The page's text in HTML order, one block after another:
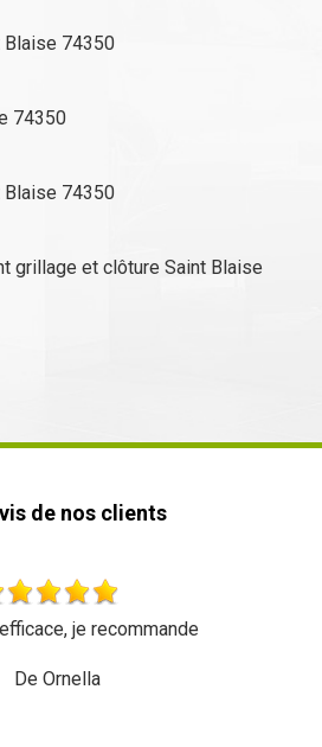
Blaise 74350
74350
Blaise 74350
grillage et clôture Saint Blaise
de nos clients
je recommande
De Ornella